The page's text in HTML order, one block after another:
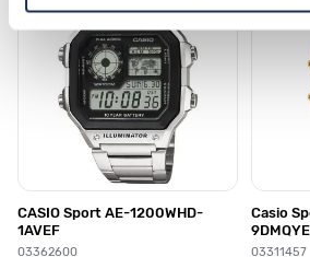
CASIO Sport AE-1200WHD-
1AVEF
03362600
Casio
03311457